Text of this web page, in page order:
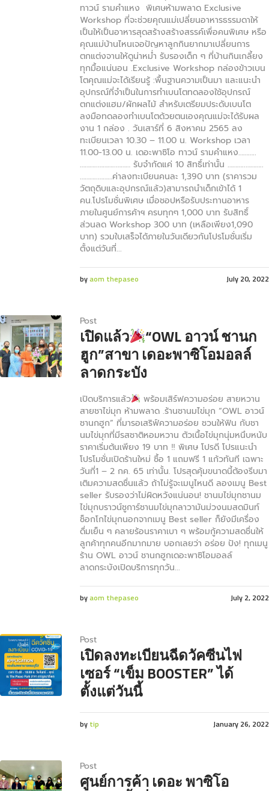
ทาวน์ รามคำแหง พิเศษห้ามพลาด Exclusive
Workshop ที่จะช่วยคุณแม่เปลี่ยนอาหารธรรมดาให้
เป็นให้เป็นอาหารสุดสร้างสร้างสรรค์เพื่อคนพิเศษ หรือ
คุณแม่บ้านไหนเจอปัญหาลูกกินยากมาเปลี่ยนการ
ตกแต่งจานให้ดูน่าหม่ำ รับรองเด็ก ๆ ที่บ้านกินเกลี้ยง
ทุกมื้อแน่นอน .Exclusive Workshop กล่องข้าวเบน
โตคุณแม่จะได้เรียนรู้ :พื้นฐานความเป็นมา และแนะนำ
อุปกรณ์ที่จำเป็นในการทำเบนโตทดลองใช้อุปกรณ์
ตกแต่งแฮม/ผักผลไม้ สำหรับเตรียมประดับเบนโต
ลงมือทดลองทำเบนโตด้วยตนเองคุณแม่จะได้รับผล
งาน 1 กล่อง . วันเสาร์ที่ 6 สิงหาคม 2565 ลง
ทะเบียนเวลา 10.30 – 11.00 น. Workshop เวลา
11.00-13.00 น. เดอะพาซิโอ ทาวน์ รามคำแหง………..
………..………..……… รับจำกัดแค่ 10 สิทธิ์เท่านั้น ………..………..
………..………ค่าลงทะเบียนคนละ 1,390 บาท (ราคารวม
วัตถุดิบและอุปกรณ์แล้ว)สามารถนำเด็กเข้าได้ 1
คน.โปรโมชั่นพิเศษ เมื่อชอปหรือรับประทานอาหาร
ภายในศูนย์การค้าฯ ครบทุกๆ 1,000 บาท รับสิทธิ์
ส่วนลด Workshop 300 บาท (เหลือเพียง1,090
บาท) รวมใบเสร็จได้ภายในวันเดียวกันโปรโมชั่นเริ่ม
ตั้งแต่วันที่...
July 20, 2022
byaom thepaseo
Post
เปิดแล้ว
“OWL อาวน์ ชานก
ฮูก”สาขา เดอะพาซิโอมอลล์
ลาดกระบัง
เปิดบริการแล้ว
พร้อมเสิร์ฟความอร่อย สายหวาน
สายชาไข่มุก ห้ามพลาด .ร้านชานมไข่มุก “OWL อาวน์
ชานกฮูก” ที่มารอเสริฟ์ความอร่อย ชวนให้ฟิน กับชา
นมไข่มุกที่มีรสชาติหอมหวาน ตัวเนื้อไข่มุกนุ่มหนึบหนับ
ราคาเริ่มต้นเพียง 19 บาท ‼ พิเศษ โปรดี โปรแนะนำ
โปรโมชั่นเปิดร้านใหม่ ซื้อ 1 แถมฟรี 1 แก้วทันที เฉพาะ
วันที่1 – 2 กค. 65 เท่านั้น. โปรสุดคุ้มขนาดนี้ต้องรีบมา
เติมความสดชื่นแล้ว ถ้าไม่รู้จะเมนูไหนดี ลองเมนู Best
seller รับรองว่าไม่ผิดหวังแน่นอน! ชานมไข่มุกชานม
ไข่มุกบราวน์ชูการ์ชานมไข่มุกลาวามันม่วงนมสดมินท์
ช็อกโกไข่มุกนอกจากเมนู Best seller ก็ยังมีเครื่อง
ดื่มเย็น ๆ คลายร้อนราคาเบา ๆ พร้อมกู้ความสดชื่นให้
ลูกค้าทุกคนอีกมากมาย บอกเลยว่า อร่อย ปัง! ทุกเมนู
ร้าน OWL อาวน์ ชานกฮูกเดอะพาซิโอมอลล์
ลาดกระบังเปิดบริการทุกวัน...
July 2, 2022
byaom thepaseo
Post
เปิดลงทะเบียนฉีดวัคซีนไฟ
เซอร์ “เข็ม BOOSTER” ได้
ตั้งแต่วันนี้
January 26, 2022
by tip
Post
ศูนย์การค้า เดอะ พาซิโอ